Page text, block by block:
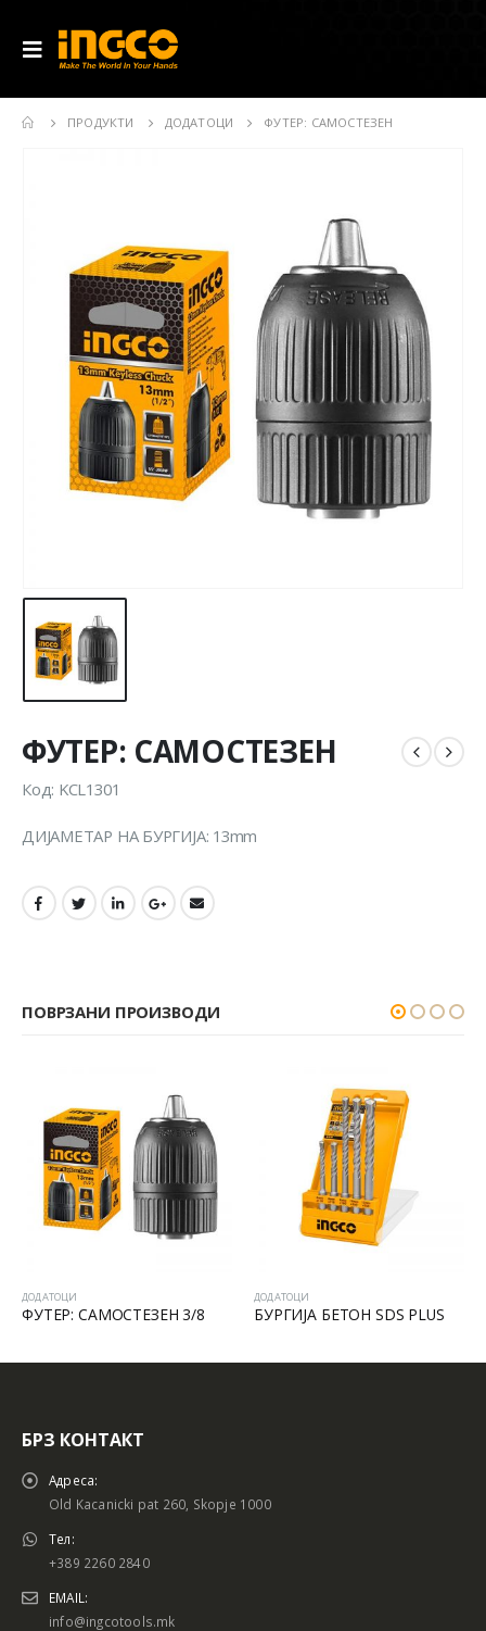
ПРОДУКТИ ДОДАТОЦИ ФУТЕР: САМОСТЕЗЕН
ФУТЕР: САМОСТЕЗЕН
Код: KCL1301
ДИЈАМЕТАР НА БУРГИЈА: 13mm
ПОВРЗАНИ ПРОИЗВОДИ
ДОДАТОЦИ
ФУТЕР: САМОСТЕЗЕН 3/8
ДОДАТОЦИ
БУРГИЈА БЕТОН SDS PLUS
БРЗ КОНТАКТ
Адреса:
Old Kacanicki pat 260, Skopje 1000
Тел:
+389 2260 2840
EMAIL:
info@ingcotools.mk